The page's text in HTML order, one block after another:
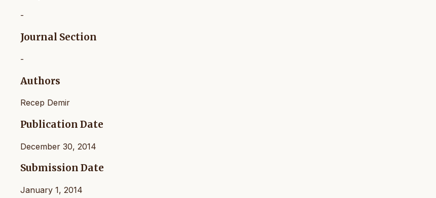
-
Journal Section
-
Authors
Recep Demir
Publication Date
December 30, 2014
Submission Date
January 1, 2014